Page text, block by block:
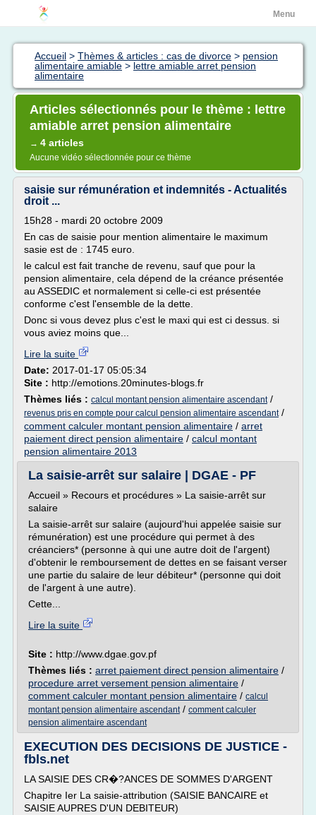
Menu
Accueil > Thèmes & articles : cas de divorce > pension
alimentaire amiable > lettre amiable arret pension
alimentaire
Articles sélectionnés pour le thème : lettre
amiable arret pension alimentaire
→ 4 articles
Aucune vidéo sélectionnée pour ce thème
saisie sur rémunération et indemnités - Actualités
droit ...
15h28 - mardi 20 octobre 2009
En cas de saisie pour mention alimentaire le maximum
sasie est de : 1745 euro.
le calcul est fait tranche de revenu, sauf que pour la
pension alimentaire, cela dépend de la créance présentée
au ASSEDIC et normalement si celle-ci est présentée
conforme c'est l'ensemble de la dette.
Donc si vous devez plus c'est le maxi qui est ci dessus. si
vous aviez moins que...
Lire la suite
Date: 2017-01-17 05:05:34
Site : http://emotions.20minutes-blogs.fr
Thèmes liés : calcul montant pension alimentaire ascendant/
revenus pris en compte pour calcul pension alimentaire ascendant/
comment calculer montant pension alimentaire / arret
paiement direct pension alimentaire / calcul montant
pension alimentaire 2013
La saisie-arrêt sur salaire | DGAE - PF
Accueil » Recours et procédures » La saisie-arrêt sur
salaire
La saisie-arrêt sur salaire (aujourd'hui appelée saisie sur
rémunération) est une procédure qui permet à des
créanciers* (personne à qui une autre doit de l'argent)
d'obtenir le remboursement de dettes en se faisant verser
une partie du salaire de leur débiteur* (personne qui doit
de l'argent à une autre).
Cette...
Lire la suite
Site : http://www.dgae.gov.pf
Thèmes liés : arret paiement direct pension alimentaire /
procedure arret versement pension alimentaire /
comment calculer montant pension alimentaire / calcul
montant pension alimentaire ascendant/ comment calculer
pension alimentaire ascendant
EXECUTION DES DECISIONS DE JUSTICE -
fbls.net
LA SAISIE DES CR�?ANCES DE SOMMES D'ARGENT
Chapitre Ier La saisie-attribution (SAISIE BANCAIRE et
SAISIE AUPRES D'UN DEBITEUR)